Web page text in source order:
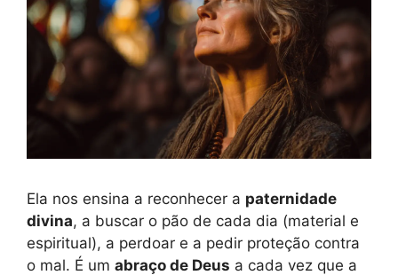
Ela nos ensina a reconhecer a paternidade
divina, a buscar o pão de cada dia (material e
espiritual), a perdoar e a pedir proteção contra
o mal. É um abraço de Deus a cada vez que a